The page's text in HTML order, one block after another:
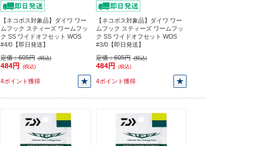
【ネコポス対象品】ダイワ ワー
ムフック スティーズ ワームフッ
ク SS ワイドオフセット WOS
#4/0【即日発送】
定価：605円 (税込)
484円 (税込)
4ポイント獲得
【ネコポス対象品】ダイワ ワー
ムフック スティーズ ワームフッ
ク SS ワイドオフセット WOS
#3/0【即日発送】
定価：605円 (税込)
484円 (税込)
4ポイント獲得